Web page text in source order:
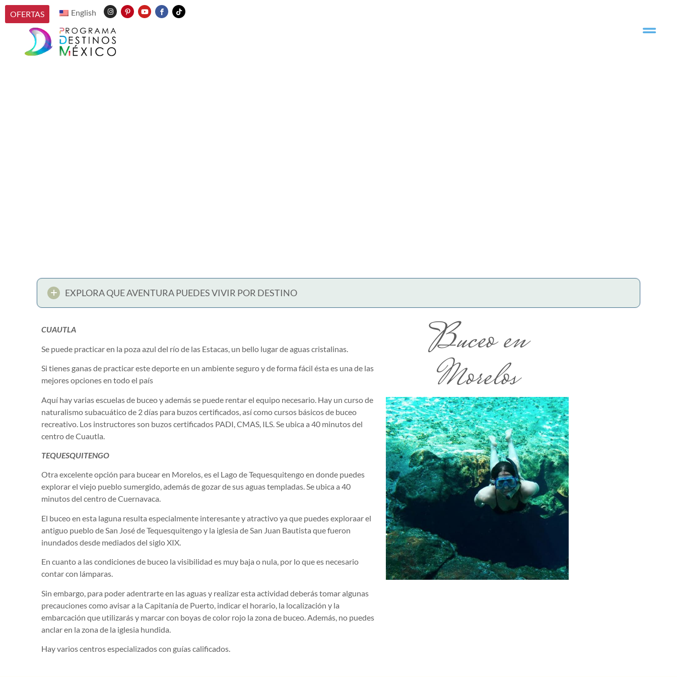
OFERTAS English
EXPLORA QUE AVENTURA PUEDES VIVIR POR DESTINO
CUAUTLA
Se puede practicar en la poza azul del río de las Estacas, un bello lugar de aguas cristalinas.
Si tienes ganas de practicar este deporte en un ambiente seguro y de forma fácil ésta es una de las
mejores opciones en todo el país
Aquí hay varias escuelas de buceo y además se puede rentar el equipo necesario. Hay un curso de
naturalismo subacuático de 2 días para buzos certificados, así como cursos básicos de buceo
recreativo. Los instructores son buzos certificados PADI, CMAS, ILS. Se ubica a 40 minutos del
centro de Cuautla.
TEQUESQUITENGO
Otra excelente opción para bucear en Morelos, es el Lago de Tequesquitengo en donde puedes
explorar el viejo pueblo sumergido, además de gozar de sus aguas templadas. Se ubica a 40
minutos del centro de Cuernavaca.
El buceo en esta laguna resulta especialmente interesante y atractivo ya que puedes exploraar el
antiguo pueblo de San José de Tequesquitengo y la iglesia de San Juan Bautista que fueron
inundados desde mediados del siglo XIX.
En cuanto a las condiciones de buceo la visibilidad es muy baja o nula, por lo que es necesario
contar con lámparas.
Sin embargo, para poder adentrarte en las aguas y realizar esta actividad deberás tomar algunas
precauciones como avisar a la Capitanía de Puerto, indicar el horario, la localización y la
embarcación que utilizarás y marcar con boyas de color rojo la zona de buceo. Además, no puedes
anclar en la zona de la iglesia hundida.
Hay varios centros especializados con guías calificados.
Buceo en
Morelos